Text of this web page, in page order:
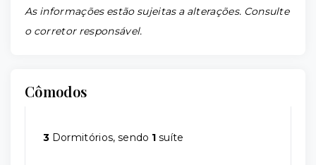
As informações estão sujeitas a alterações. Consulte
o corretor responsável.
Cômodos
3 Dormitórios, sendo 1 suíte